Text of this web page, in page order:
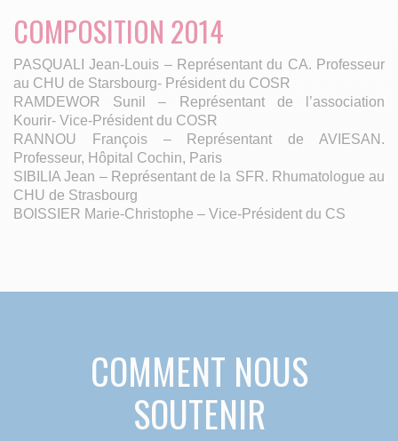
COMPOSITION 2014
PASQUALI Jean-Louis – Représentant du CA. Professeur
au CHU de Starsbourg- Président du COSR
RAMDEWOR Sunil – Représentant de l’association
Kourir- Vice-Président du COSR
RANNOU François – Représentant de AVIESAN.
Professeur, Hôpital Cochin, Paris
SIBILIA Jean – Représentant de la SFR. Rhumatologue au
CHU de Strasbourg
BOISSIER Marie-Christophe – Vice-Président du CS
COMMENT NOUS
SOUTENIR